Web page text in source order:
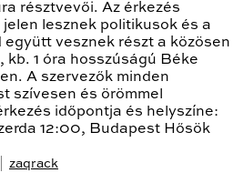
résztvevői. Az érkezés
jelen lesznek politikusok és a
együtt vesznek részt a közösen
kb. 1 óra hosszúságú Béke
A szervezők minden
szívesen és örömmel
időpontja és helyszíne:
12:00, Budapest Hősök
zaqrack